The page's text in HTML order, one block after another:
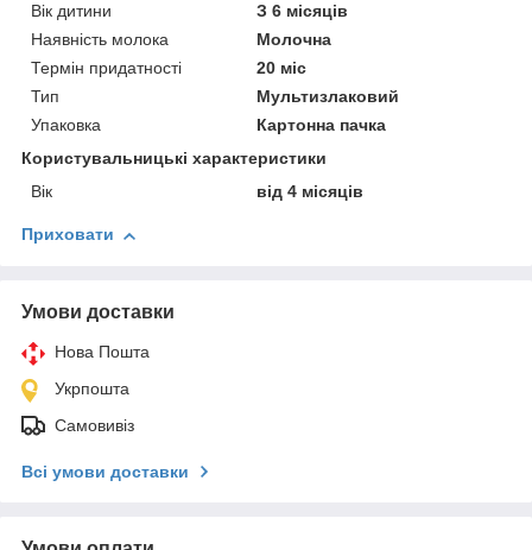
Вік дитини
З 6 місяців
Наявність молока
Молочна
Термін придатності
20 міс
Тип
Мультизлаковий
Упаковка
Картонна пачка
Користувальницькі характеристики
Вік
від 4 місяців
Приховати
Умови доставки
Нова Пошта
Укрпошта
Самовивіз
Всі умови доставки